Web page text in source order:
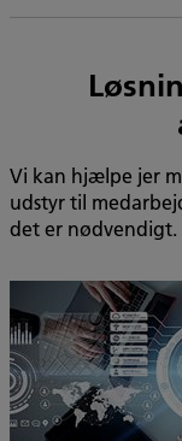
Vi kan hjælpe jer
udstyr til
det er nødvendigt.